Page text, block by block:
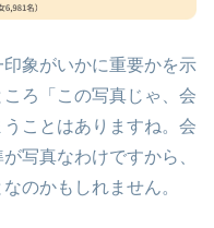
象がいかに重要かを示
ろ「この写真じゃ、会
ことはありますね。会
写真なわけですから、
のかもしれません。